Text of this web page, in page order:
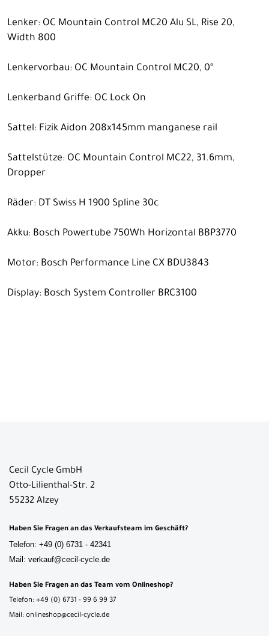
Lenker: OC Mountain Control MC20 Alu SL, Rise 20,
Width 800
Lenkervorbau: OC Mountain Control MC20, 0º
Lenkerband Griffe: OC Lock On
Sattel: Fizik Aidon 208x145mm manganese rail
Sattelstütze: OC Mountain Control MC22, 31.6mm,
Dropper
Räder: DT Swiss H 1900 Spline 30c
Akku: Bosch Powertube 750Wh Horizontal BBP3770
Motor: Bosch Performance Line CX BDU3843
Display: Bosch System Controller BRC3100
Cecil Cycle GmbH
Otto-Lilienthal-Str. 2
55232 Alzey
Haben Sie Fragen an das Verkaufsteam im Geschäft?
Telefon: +49 (0) 6731 - 42341
Mail: verkauf@cecil-cycle.de
Haben Sie Fragen an das Team vom Onlineshop?
Telefon: +49 (0) 6731 - 99 6 99 37
Mail: onlineshop@cecil-cycle.de